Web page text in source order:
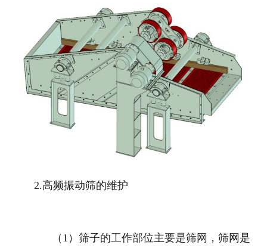
2.高频振动筛的维护
（1）筛子的工作部位主要是筛网，筛网是